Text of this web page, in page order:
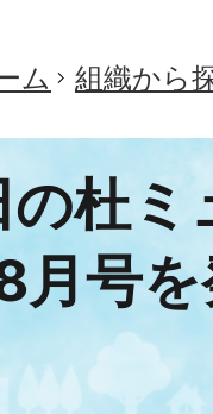
ム 組織から
杜ミ
月号